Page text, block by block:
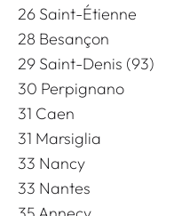
26 Saint-Étienne
28 Besançon
29 Saint-Denis (93)
30 Perpignano
31 Caen
31 Marsiglia
33 Nancy
33 Nantes